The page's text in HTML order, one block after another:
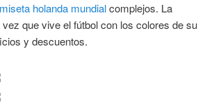
holanda mundialcomplejos. La
que vive el fútbol con los colores de su
y descuentos.